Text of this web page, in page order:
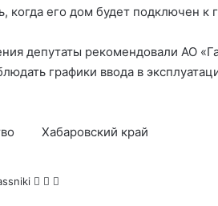
когда его дом будет подключен к
депутаты рекомендовали АО
графики ввода в
Хабаровский край
WhatsApp
Telegram